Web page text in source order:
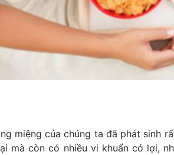
miệng của chúng ta đã phát sinh
mà còn có nhiều vi khuẩn có lợi,